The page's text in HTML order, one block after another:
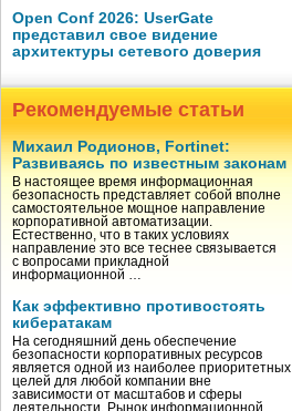
Open Conf 2026: UserGate
представил свое видение
архитектуры сетевого доверия
Рекомендуемые статьи
Михаил Родионов, Fortinet:
Развиваясь по известным законам
В настоящее время информационная
безопасность представляет собой вполне
самостоятельное мощное направление
корпоративной автоматизации.
Естественно, что в таких условиях
направление это все теснее связывается
с вопросами прикладной
информационной …
Как эффективно противостоять
кибератакам
На сегодняшний день обеспечение
безопасности корпоративных ресурсов
является одной из наиболее приоритетных
целей для любой компании вне
зависимости от масштабов и сферы
деятельности. Рынок информационной